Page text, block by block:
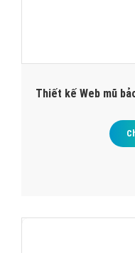
Thiết kế Web mũ